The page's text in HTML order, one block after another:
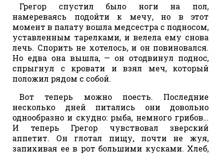
Грегор спустил было ноги на пол,
намереваясь подойти к мечу, но в этот
момент в палату вошла медсестра с подносом,
уставленным тарелками, и велела ему снова
лечь. Спорить не хотелось, и он повиновался.
Но едва она вышла, — он отодвинул поднос,
спрыгнул с кровати и взял меч, который
положил рядом с собой.
Вот теперь можно поесть. Последние
несколько дней питались они довольно
однообразно и скудно: рыба, немного грибов…
И теперь Грегор чувствовал зверский
аппетит. Он глотал пищу, почти не жуя,
запихивая ее в рот большими кусками. Хлеб,